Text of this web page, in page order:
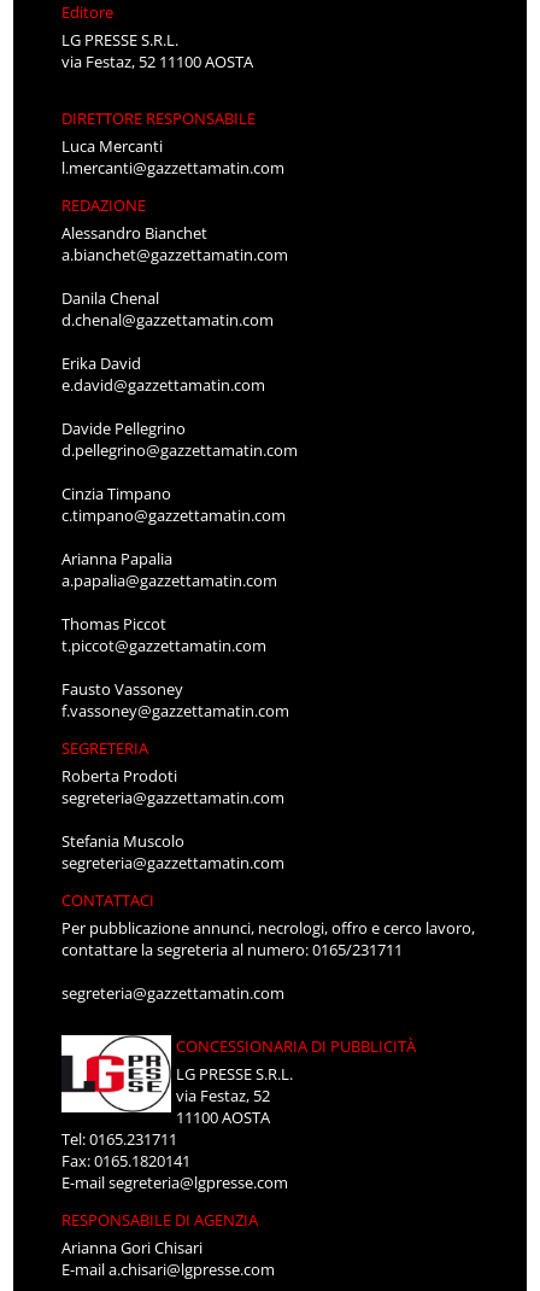
Editore
LG PRESSE S.R.L.
via Festaz, 52 11100 AOSTA
DIRETTORE RESPONSABILE
Luca Mercanti
l.mercanti@gazzettamatin.com
REDAZIONE
Alessandro Bianchet
a.bianchet@gazzettamatin.com
Danila Chenal
d.chenal@gazzettamatin.com
Erika David
e.david@gazzettamatin.com
Davide Pellegrino
d.pellegrino@gazzettamatin.com
Cinzia Timpano
c.timpano@gazzettamatin.com
Arianna Papalia
a.papalia@gazzettamatin.com
Thomas Piccot
t.piccot@gazzettamatin.com
Fausto Vassoney
f.vassoney@gazzettamatin.com
SEGRETERIA
Roberta Prodoti
segreteria@gazzettamatin.com
Stefania Muscolo
segreteria@gazzettamatin.com
CONTATTACI
Per pubblicazione annunci, necrologi, offro e cerco lavoro,
contattare la segreteria al numero: 0165/231711
segreteria@gazzettamatin.com
CONCESSIONARIA DI PUBBLICITÀ
LG PRESSE S.R.L.
via Festaz, 52
11100 AOSTA
Tel: 0165.231711
Fax: 0165.1820141
E-mailsegreteria@lgpresse.com
RESPONSABILE DI AGENZIA
Arianna Gori Chisari
E-maila.chisari@lgpresse.com